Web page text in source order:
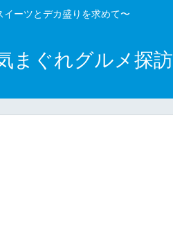
イーツとデカ盛りを求めて〜
まぐれグルメ探訪